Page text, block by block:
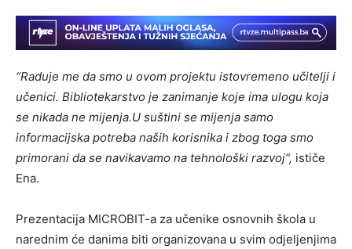
“Raduje me da smo u ovom projektu istovremeno učitelji i
učenici. Bibliotekarstvo je zanimanje koje ima ulogu koja
se nikada ne mijenja.U suštini se mijenja samo
informacijska potreba naših korisnika i zbog toga smo
primorani da se navikavamo na tehnološki razvoj“, ističe
Ena.
Prezentacija MICROBIT-a za učenike osnovnih škola u
narednim će danima biti organizovana u svim odjeljenjima